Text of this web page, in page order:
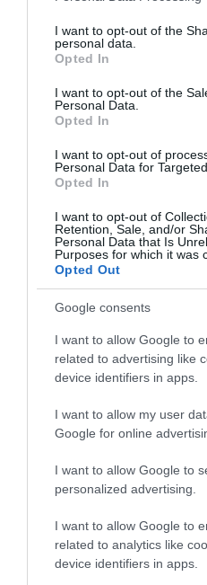
not limited to your visit or
grant or deny consent to
use your data for below
consent section.
I want to opt-out of the
personal data.
Opted In
I want to opt-out of the
Personal Data.
Opted In
I want to opt-out of
Personal Data for
Opted In
I want to opt-out of
Retention, Sale, and/or
Personal Data that Is
Purposes for which it was
Opted Out
Google consents
I want to allow Google to
related to advertising like
device identifiers in apps.
I want to allow my user
Google for online
I want to allow Google to
personalized advertising.
I want to allow Google to
related to analytics like
device identifiers in apps.
06.08.2026
Τα εύκολα «τεστ» για
είναι φρέσκα
01.08.2026
Οι οδηγίες του ΕΟΔΥ
Τι να κάνετε μετά
κατανάλωση